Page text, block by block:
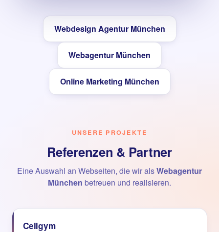
Webdesign Agentur München
Webagentur München
Online Marketing München
UNSERE PROJEKTE
Referenzen & Partner
Eine Auswahl an Webseiten, die wir alsWebagentur
München betreuen und realisieren.
Cellgym